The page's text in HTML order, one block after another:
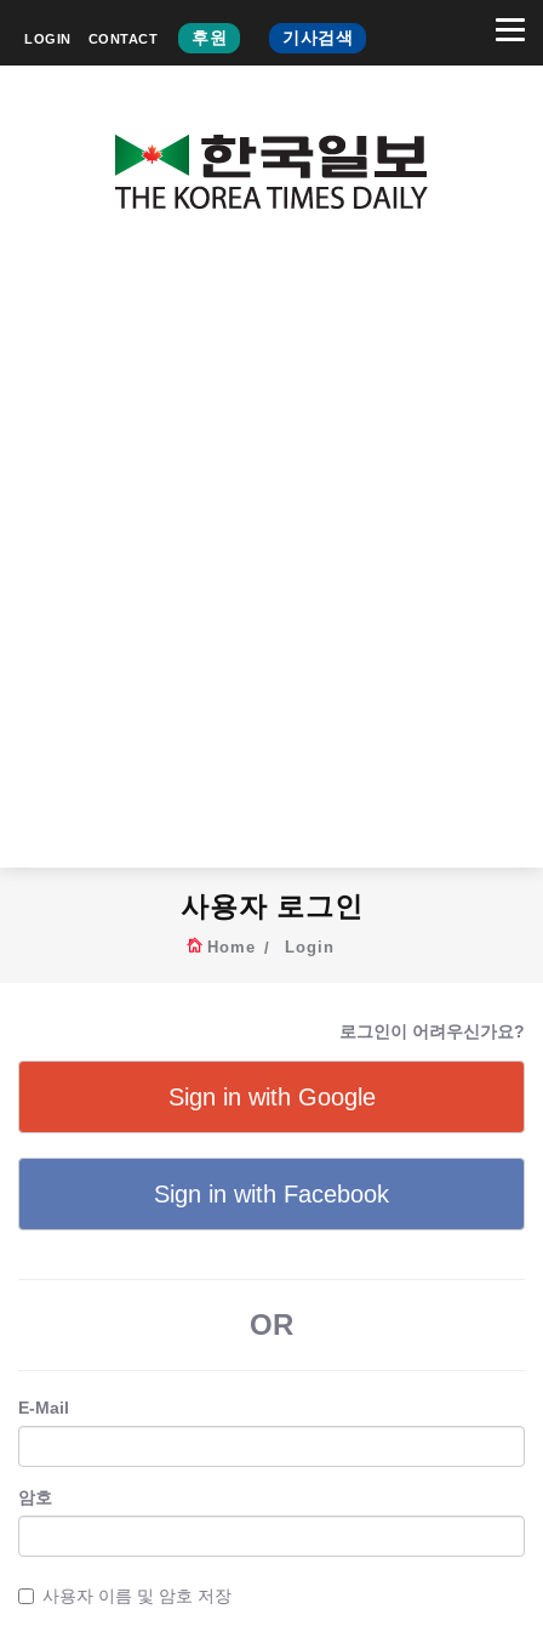
LOGIN CONTACT 후원 기사검색
사용자 로그인
Home Login
로그인이 어려우신가요?
Sign in with Google
Sign in with Facebook
OR
E-Mail
암호
사용자 이름 및 암호 저장